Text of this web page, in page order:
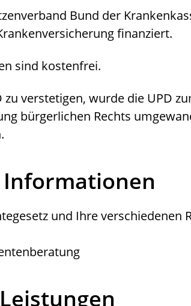
Bund der
finanziert.
sind kostenfrei.
verstetigen, wurde die UPD
bürgerlichen Rechts
und Ihre verschiedenen